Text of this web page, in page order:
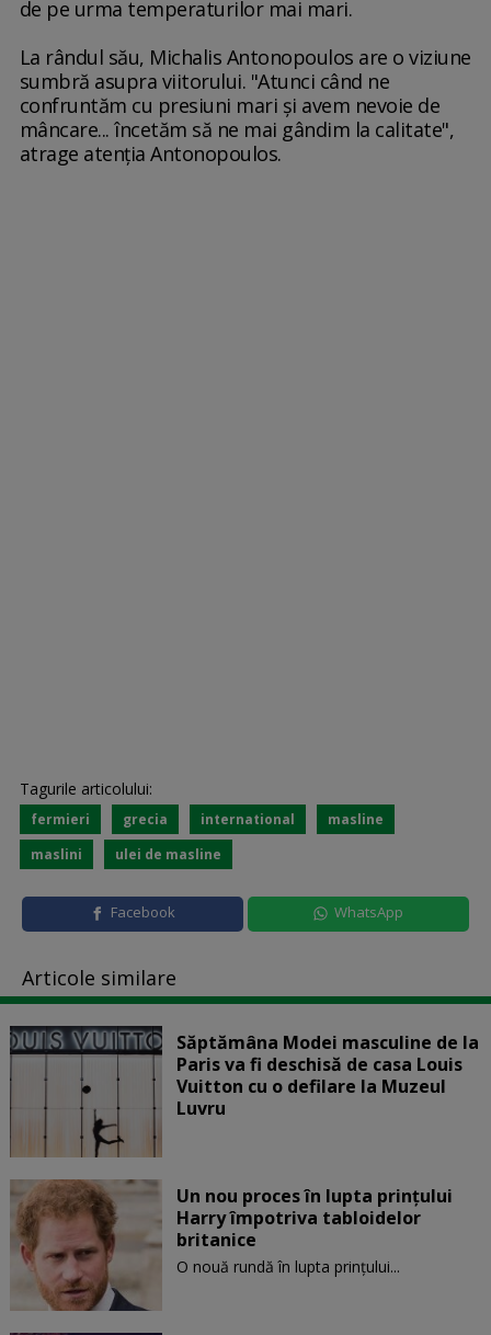
de pe urma temperaturilor mai mari.
La rândul său, Michalis Antonopoulos are o viziune
sumbră asupra viitorului. "Atunci când ne
confruntăm cu presiuni mari şi avem nevoie de
mâncare... încetăm să ne mai gândim la calitate",
atrage atenţia Antonopoulos.
Tagurile articolului:
fermieri grecia international
masline
maslini
ulei de masline
Facebook WhatsApp
Articole similare
Săptămâna Modei masculine de la
Paris va fi deschisă de casa Louis
Vuitton cu o defilare la Muzeul
Luvru
Un nou proces în lupta prinţului
Harry împotriva tabloidelor
britanice
O nouă rundă în lupta prinţului...